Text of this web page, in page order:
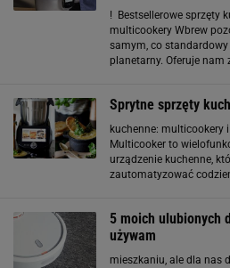
! Bestsellerowe sprzęty
multicookery Wbrew
samym, co
planetarny. Oferuje nam
zautomatyzować
Sprytne sprzęty
kuchenne: multicookery
Multicooker to
urządzenie kuchenne,
zautomatyzować
5 moich ulubionych
używam
mieszkaniu, ale dla nas